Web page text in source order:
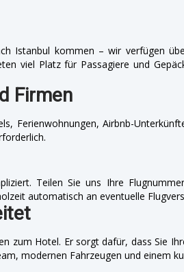
Istanbul kommen – wir verfügen
viel Platz für Passagiere und
Firmen
Ferienwohnungen, Airbnb-
Teilen Sie uns Ihre
automatisch an eventuelle
Hotel. Er sorgt dafür, dass Sie
modernen Fahrzeugen und einem